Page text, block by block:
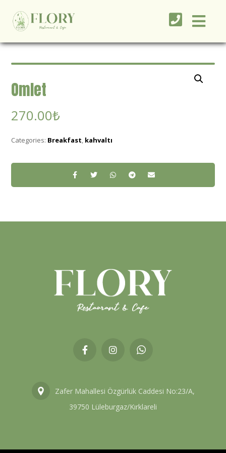
Omlet
270.00₺
Categories: Breakfast, kahvaltı
Zafer Mahallesi Özgürlük Caddesi No:23/A,
39750 Lüleburgaz/Kırklareli